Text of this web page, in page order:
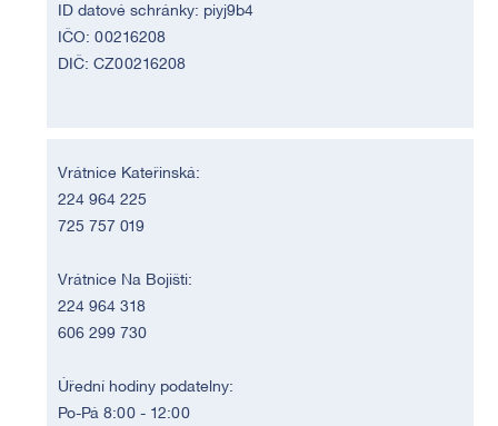
ID datové schránky: piyj9b4
IČO: 00216208
DIČ: CZ00216208
Vrátnice Kateřinská:
224 964 225
725 757 019
Vrátnice Na Bojišti:
224 964 318
606 299 730
Úřední hodiny podatelny:
Po-Pá 8:00 - 12:00